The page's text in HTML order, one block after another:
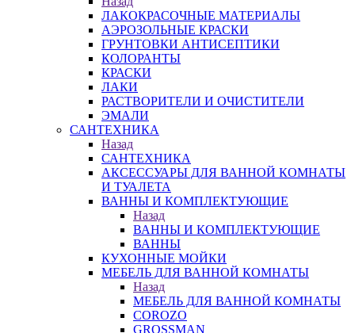
ЛАКОКРАСОЧНЫЕ МАТЕРИАЛЫ
АЭРОЗОЛЬНЫЕ КРАСКИ
ГРУНТОВКИ АНТИСЕПТИКИ
КОЛОРАНТЫ
КРАСКИ
ЛАКИ
РАСТВОРИТЕЛИ И ОЧИСТИТЕЛИ
ЭМАЛИ
САНТЕХНИКА
Назад
САНТЕХНИКА
АКСЕССУАРЫ ДЛЯ ВАННОЙ КОМНАТЫ
И ТУАЛЕТА
ВАННЫ И КОМПЛЕКТУЮЩИЕ
Назад
ВАННЫ И КОМПЛЕКТУЮЩИЕ
ВАННЫ
КУХОННЫЕ МОЙКИ
МЕБЕЛЬ ДЛЯ ВАННОЙ КОМНАТЫ
Назад
МЕБЕЛЬ ДЛЯ ВАННОЙ КОМНАТЫ
COROZO
GROSSMAN